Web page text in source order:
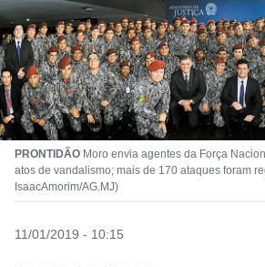
PRONTIDÃO Moro envia agentes da Força
atos de vandalismo; mais de 170 ataques foram
IsaacAmorim/AG.MJ)
11/01/2019 - 10:15